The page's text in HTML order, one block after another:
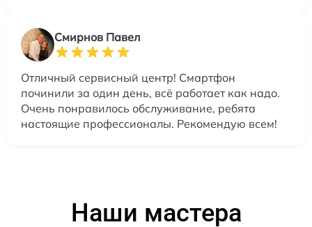
Смирнов Павел
Отличный сервисный центр! Смартфон
починили за один день, всё работает как надо.
Очень понравилось обслуживание, ребята
настоящие профессионалы. Рекомендую всем!
Наши мастера